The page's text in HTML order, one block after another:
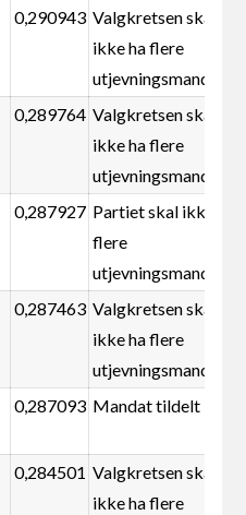
0,290943 Valgkretsen skal
ikke ha flere
utjevningsmandater
0,289764 Valgkretsen skal
ikke ha flere
utjevningsmandater
0,287927 Partiet skal ikke ha
flere
utjevningsmandater
0,287463 Valgkretsen skal
ikke ha flere
utjevningsmandater
0,287093 Mandat tildelt
0,284501 Valgkretsen skal
ikke ha flere